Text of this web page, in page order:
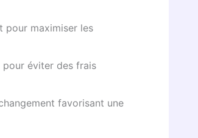
pour maximiser les
pour éviter des frais
favorisant une